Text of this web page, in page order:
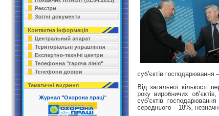
Реєстри
Звітні документи
Контактна інформація
Центральний апарат
Територіальні управління
Експертно-технічі центри
Телефонна "гаряча лінія"
Телефони довіри
Тематичні видання
Журнал "Охорона праці"
суб’єктів господарювання
Від загальної кількості
року виробничих
суб’єктів
середнього – 18%,